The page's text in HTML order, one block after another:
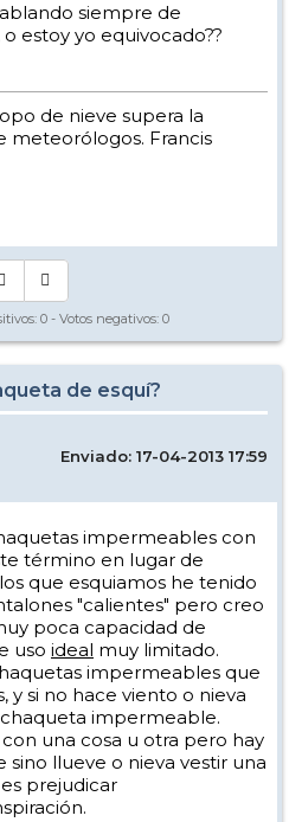
siempre de
estoy yo equivocado??
de nieve supera la
meteorólogos. Francis
0 - Votos negativos: 0
de esquí?
Enviado: 17-04-2013 17:59
impermeables con
término en lugar de
que esquiamos he tenido
"calientes" pero creo
poca capacidad de
uso ideal muy limitado.
impermeables que
y si no hace viento o nieva
impermeable.
una cosa u otra pero hay
llueve o nieva vestir una
prejudicar